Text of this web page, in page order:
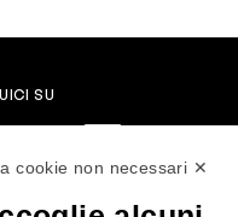
SU
cookie non necessari ✕